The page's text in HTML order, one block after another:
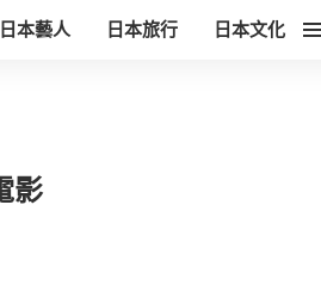
日本藝人 日本旅行 日本文化
影